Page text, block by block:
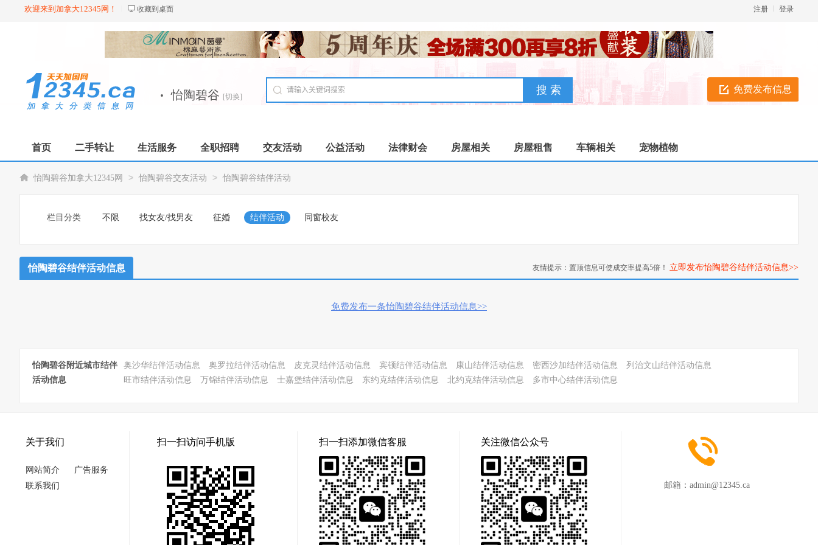
欢迎来到加拿大12345网！ 收藏到桌面 登录
注册
免费发布信息
· 怡陶碧谷 [切换]
首页 二手转让 生活服务 全职招聘 交友活动 公益活动 法律财会 房屋相关 房屋租售 车辆相关 宠物植物
怡陶碧谷加拿大12345网 > 怡陶碧谷交友活动 > 怡陶碧谷结伴活动
栏目分类 不限 找女友/找男友 征婚 结伴活动 同窗校友
怡陶碧谷结伴活动信息 友情提示：置顶信息可使成交率提高5倍！ 立即发布怡陶碧谷结伴活动信息>>
免费发布一条怡陶碧谷结伴活动信息>>
怡陶碧谷附近城市结伴
活动信息
奥沙华结伴活动信息 奥罗拉结伴活动信息 皮克灵结伴活动信息 宾顿结伴活动信息 康山结伴活动信息 密西沙加结伴活动信息
列治文山结伴活动信息
旺市结伴活动信息
万锦结伴活动信息 士嘉堡结伴活动信息 东约克结伴活动信息 北约克结伴活动信息 多市中心结伴活动信息
关于我们
网站简介
广告服务
联系我们
扫一扫访问手机版 扫一扫添加微信客服 关注微信公众号
邮箱： admin@12345.ca